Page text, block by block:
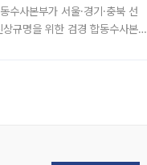
사본부가 서울·경기·충북 선
규명을 위한 검경 합동수사본